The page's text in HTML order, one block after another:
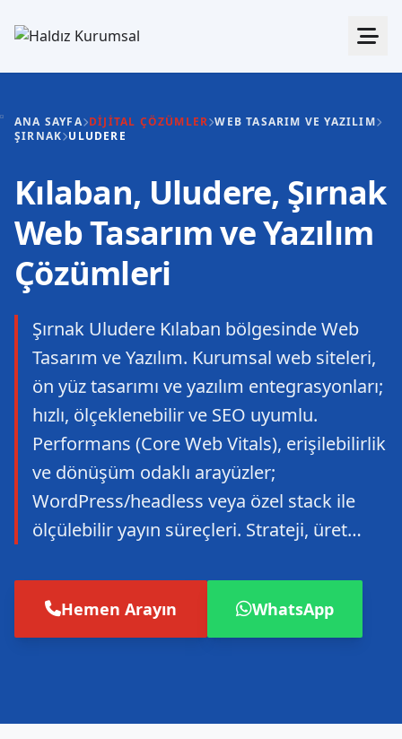
ANA SAYFA DIJITAL ÇÖZÜMLER WEB TASARIM VE YAZILIM
ŞIRNAK ULUDERE
Kılaban, Uludere, Şırnak
Web Tasarım ve Yazılım
Çözümleri
Şırnak Uludere Kılaban bölgesinde Web
Tasarım ve Yazılım. Kurumsal web siteleri,
ön yüz tasarımı ve yazılım entegrasyonları;
hızlı, ölçeklenebilir ve SEO uyumlu.
Performans (Core Web Vitals), erişilebilirlik
ve dönüşüm odaklı arayüzler;
WordPress/headless veya özel stack ile
ölçülebilir yayın süreçleri. Strateji, üret…
Hemen Arayın WhatsApp